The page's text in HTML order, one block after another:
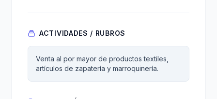
ACTIVIDADES / RUBROS
Venta al por mayor de productos textiles,
artículos de zapatería y marroquinería.